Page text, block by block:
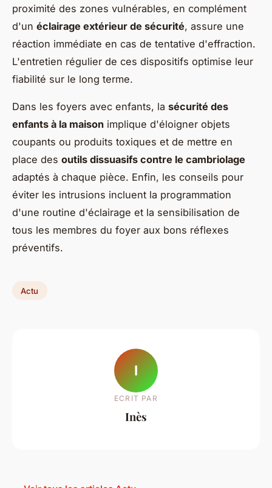
proximité des zones vulnérables, en complément
d'un éclairage extérieur de sécurité, assure une
réaction immédiate en cas de tentative d'effraction.
L'entretien régulier de ces dispositifs optimise leur
fiabilité sur le long terme.
Dans les foyers avec enfants, la sécurité des
enfants à la maison implique d'éloigner objets
coupants ou produits toxiques et de mettre en
place des outils dissuasifs contre le cambriolage
adaptés à chaque pièce. Enfin, les conseils pour
éviter les intrusions incluent la programmation
d'une routine d'éclairage et la sensibilisation de
tous les membres du foyer aux bons réflexes
préventifs.
Actu
I
ECRIT PAR
Inès